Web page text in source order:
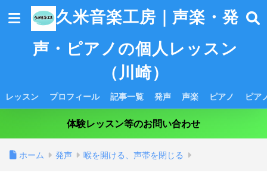
久米音楽工房｜声楽・発
声・ピアノの個人レッスン
（川崎）
レッスン プロフィール 記事一覧 発声 声楽 ピアノ ピア
体験レッスン等のお問い合わせ
ホーム 発声 喉を開ける、声帯を閉じる